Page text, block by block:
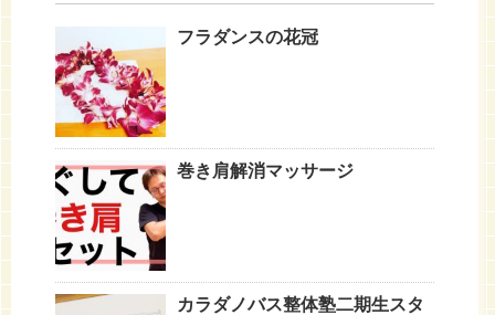
フラダンスの花冠
巻き肩解消マッサージ
カラダノバス整体塾二期生スタ